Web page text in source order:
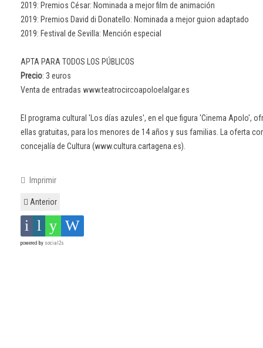
2019: Premios César: Nominada a mejor film de animación
2019: Premios David di Donatello: Nominada a mejor guion adaptado
2019: Festival de Sevilla: Mención especial
APTA PARA TODOS LOS PÚBLICOS
Precio: 3 euros
Venta de entradas www.teatrocircoapoloelalgar.es
El programa cultural 'Los días azules', en el que figura 'Cinema Apolo',
ellas gratuitas, para los menores de 14 años y sus familias. La oferta
concejalía de Cultura (www.cultura.cartagena.es).
Imprimir
Anterior
powered by social2s